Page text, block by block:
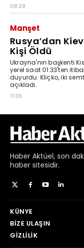
08:29
Manşet
Rusya’dan
Kişi Öldü
Ukrayna'nın başkenti
yerel saat 01.33'ten
duyurdu. Kliçko, iki
açıkladı.
11:39
Haber Aktüel, son
haber sitesidir.
KÜNYE
BIZE ULAŞIN
GIZLILIK